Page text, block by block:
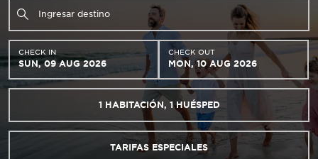
CHECK IN
SUN, 09 AUG 2026
CHECK OUT
MON, 10 AUG 2026
1 HABITACIÓN, 1 HUÉSPED
TARIFAS ESPECIALES